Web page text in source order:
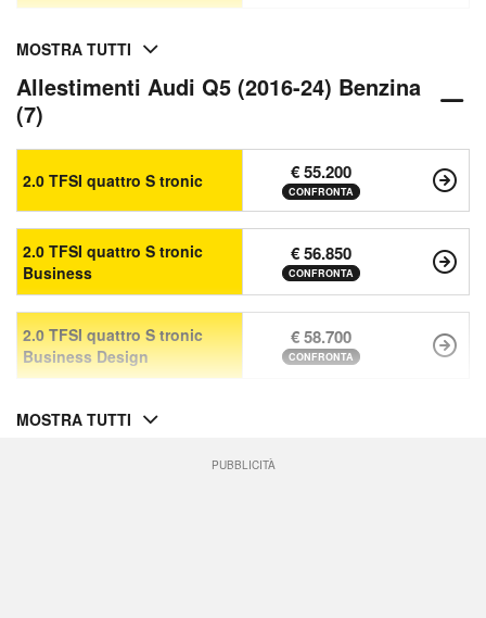
MOSTRA TUTTI
Allestimenti Audi Q5 (2016-24) Benzina
(7)
2.0 TFSI quattro S tronic € 55.200
CONFRONTA
2.0 TFSI quattro S tronic
Business
€ 56.850
CONFRONTA
2.0 TFSI quattro S tronic
Business Design
€ 58.700
CONFRONTA
MOSTRA TUTTI
PUBBLICITÀ